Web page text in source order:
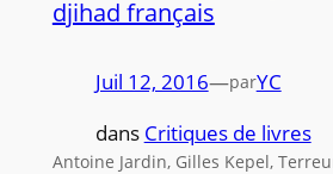
djihad français
Juil 12, 2016—parYC
dans Critiques de livres
Antoine Jardin, Gilles Kepel,